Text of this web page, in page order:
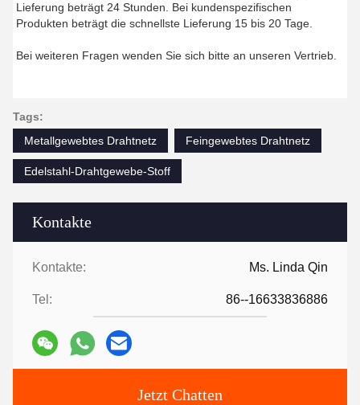
Kontakte
Kontakte: Ms. Linda Qin
Tel: 86--16633836886
Jetzt Chatten
Lieferung beträgt 24 Stunden. Bei kundenspezifischen
Produkten beträgt die schnellste Lieferung 15 bis 20 Tage.
Bei weiteren Fragen wenden Sie sich bitte an unseren Vertrieb.
Tags:
Metallgewebtes Drahtnetz
Feingewebtes Drahtnetz
Edelstahl-Drahtgewebe-Stoff